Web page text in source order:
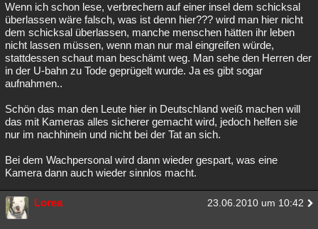
Wenn ich schon lese, verbrechern auf einer insel dem schicksal
überlassen wäre falsch, was ist denn hier??? wird man hier nicht
dem schicksal überlassen, manche menschen hätten ihr leben
nicht lassen müssen, wenn man nur mal eingreifen würde,
stattdessen schaut man beschämt weg. Man sehe den Herren der
in der U-bahn zu Tode geprügelt wurde. Ja es gibt sogar
aufnahmen..
Schön das man den Leute hier in Deutschland weiß machen will
das mit Kameras alles sicherer gemacht wird, jedoch helfen sie
nur im nachhinein und nicht bei der Tat an sich.
Bei dem Wachpersonal wird dann wieder gespart, was eine
Kamera dann auch wieder sinnlos macht.
Lorea 23.06.2010 um 10:42